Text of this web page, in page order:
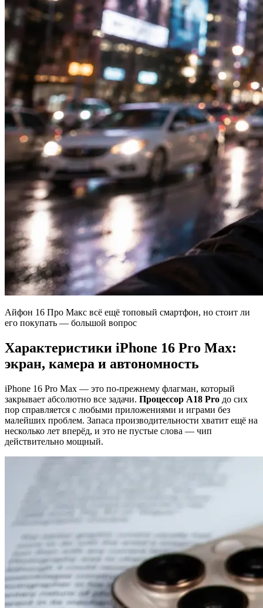
Айфон 16 Про Макс всё ещё топовый смартфон, но стоит ли
его покупать — большой вопрос
Характеристики iPhone 16 Pro Max:
экран, камера и автономность
iPhone 16 Pro Max — это по-прежнему флагман, который
закрывает абсолютно все задачи. Процессор A18 Pro до сих
пор справляется с любыми приложениями и играми без
малейших проблем. Запаса производительности хватит ещё на
несколько лет вперёд, и это не пустые слова — чип
действительно мощный.